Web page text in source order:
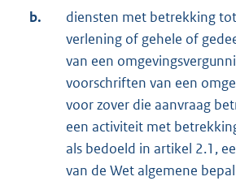
b.
diensten met betrekking
verlening of gehele of
van een
voorschriften van een
voor zover die aanvraag
een activiteit met
als bedoeld in artikel 2.1,
van de Wet algemene